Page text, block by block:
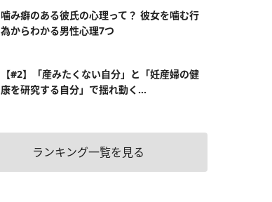
噛み癖のある彼氏の心理って？ 彼女を噛む行
為からわかる男性心理7つ
【#2】「産みたくない自分」と「妊産婦の健
康を研究する自分」で揺れ動く...
ランキング一覧を見る